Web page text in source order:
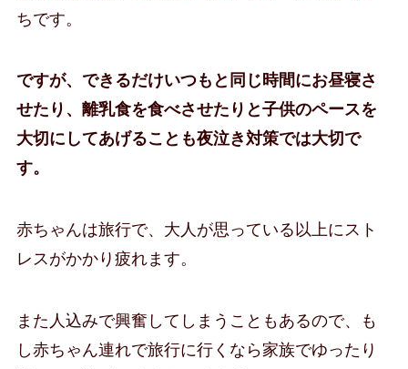
ちです。
ですが、できるだけいつもと同じ時間にお昼寝さ
せたり、離乳食を食べさせたりと子供のペースを
大切にしてあげることも夜泣き対策では大切で
す。
赤ちゃんは旅行で、大人が思っている以上にスト
レスがかかり疲れます。
また人込みで興奮してしまうこともあるので、も
し赤ちゃん連れで旅行に行くなら家族でゆったり